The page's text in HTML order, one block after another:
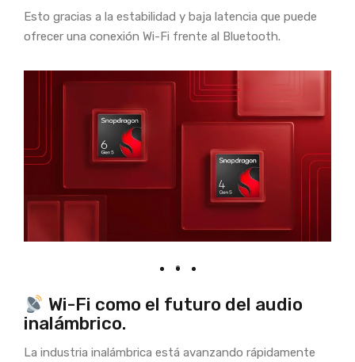
Esto gracias a la estabilidad y baja latencia que puede
ofrecer una conexión Wi-Fi frente al Bluetooth.
Wi-Fi como el futuro del audio
inalámbrico.
La industria inalámbrica está avanzando rápidamente